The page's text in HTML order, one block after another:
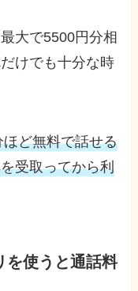
大で5500円分相
けでも十分な時
ど無料で話せる
受取ってから利
を使うと通話料